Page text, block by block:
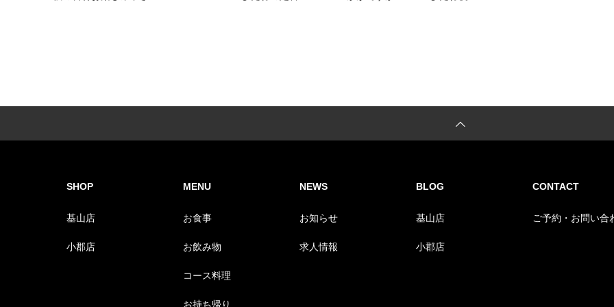
SHOP
基山店
小郡店
MENU
お食事
お飲み物
コース料理
お持ち帰り
NEWS
お知らせ
求人情報
BLOG
基山店
小郡店
CONTACT
ご予約・お問い合